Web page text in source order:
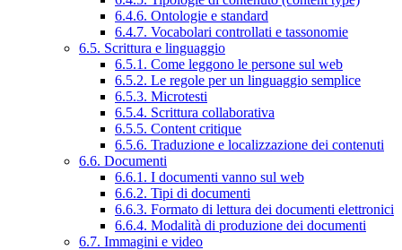
6.4.6. Ontologie e standard
6.4.7. Vocabolari controllati e tassonomie
6.5. Scrittura e linguaggio
6.5.1. Come leggono le persone sul web
6.5.2. Le regole per un linguaggio semplice
6.5.3. Microtesti
6.5.4. Scrittura collaborativa
6.5.5. Content critique
6.5.6. Traduzione e localizzazione dei contenuti
6.6. Documenti
6.6.1. I documenti vanno sul web
6.6.2. Tipi di documenti
6.6.3. Formato di lettura dei documenti elettronici
6.6.4. Modalità di produzione dei documenti
6.7. Immagini e video